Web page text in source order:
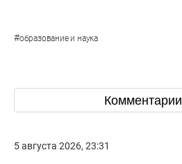
#образование и наука
Комментарии
5 августа 2026, 23:31